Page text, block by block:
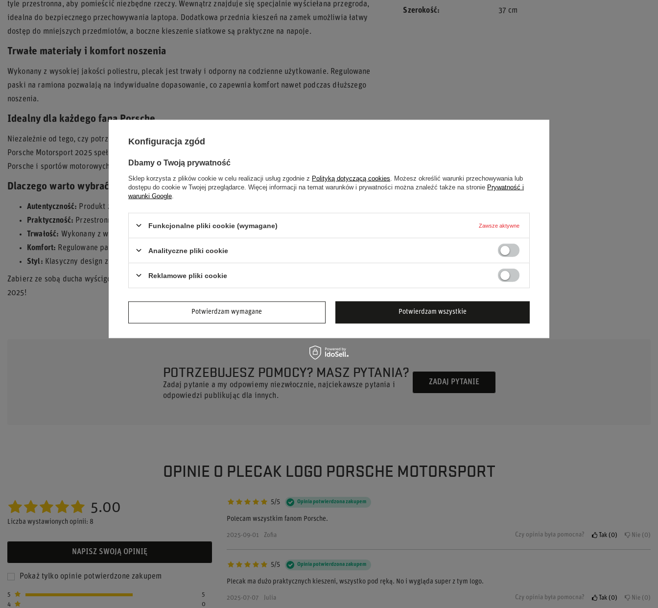
tyle przestronna, aby pomieścić niezbędne rzeczy. Wewnątrz znajduje się specjalnie wyściełana przegroda,
idealna do bezpiecznego przechowywania laptopa. Dodatkowa przednia kieszeń na zamek umożliwia łatwy
dostęp do mniejszych przedmiotów, a boczne kieszenie siatkowe są praktyczne na napoje.
Trwałe materiały i komfort noszenia
Wykonany z wysokiej jakości poliestru, plecak jest trwały i odporny na codzienne użytkowanie. Regulowane
paski na ramiona pozwalają na indywidualne dopasowanie, co zapewnia komfort nawet podczas dłuższego
noszenia.
Idealny dla każdego fana Porsche
Niezależnie od tego, czy potrzebujesz plecaka do pracy, na uczelnię, czy na krótką wycieczkę, Plecak Logo
Porsche Motorsport 2025 spełni Twoje oczekiwania. To także doskonały prezent dla każdego miłośnika marki
Porsche i sportów motorowych.
Dlaczego warto wybrać ten plecak?
Autentyczność: Produkt z oficjalnej kolekcji Porsche Motorsport.
Praktyczność: Przestronna komora główna, przegroda na laptopa, kieszenie dodatkowe.
Trwałość: Wykonany z wytrzymałego poliestru.
Komfort: Regulowane paski na ramiona.
Styl: Klasyczny design z wyraźnym logo Porsche Motorsport.
Zabierz ze sobą ducha wyścigów Porsche, gdziekolwiek się udasz, dzięki Plecakowi Logo Porsche Motorsport
2025!
Szerokość 37 cm
POTRZEBUJESZ POMOCY? MASZ PYTANIA?
Zadaj pytanie a my odpowiemy niezwłocznie, najciekawsze pytania i
odpowiedzi publikując dla innych.
ZADAJ PYTANIE
OPINIE O PLECAK LOGO PORSCHE MOTORSPORT
5.00
Liczba wystawionych opinii: 8
NAPISZ SWOJĄ OPINIĘ
Pokaż tylko opinie potwierdzone zakupem
5
5
4
0
5/5 Opinia potwierdzona zakupem
Polecam wszystkim fanom Porsche.
2025-09-01 Zofia Czy opinia była pomocna? Tak 0 Nie 0
5/5 Opinia potwierdzona zakupem
Plecak ma dużo praktycznych kieszeni, wszystko pod ręką. No i wygląda super z tym logo.
2025-07-07 Julia Czy opinia była pomocna? Tak 0 Nie 0
Konfiguracja zgód
Dbamy o Twoją prywatność
Sklep korzysta z plików cookie w celu realizacji usług zgodnie z Polityką dotyczącą cookies . Możesz określić warunki przechowywania lub
dostępu do cookie w Twojej przeglądarce. Więcej informacji na temat warunków i prywatności można znaleźć także na stronie Prywatność i
warunki Google
Funkcjonalne pliki cookie (wymagane) Zawsze aktywne
Analityczne pliki cookie
Reklamowe pliki cookie
Potwierdzam wymagane Potwierdzam wszystkie